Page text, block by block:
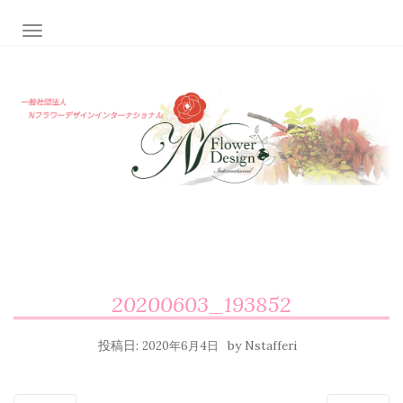
ナビゲーション切り替え
20200603_193852
投稿日: 2020年6月4日 by Nstafferi